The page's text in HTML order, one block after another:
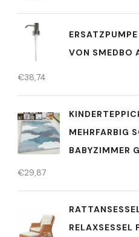
VON SMEDBO
€38,74
MEHRFARBIG
BABYZIMMER
€29,87
RELAXSESSEL